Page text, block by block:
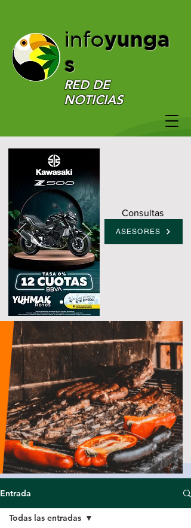
infoyunga
s
RED DE
NOTICIAS
Consultas
ASESORES
Entrada
Todas las entradas